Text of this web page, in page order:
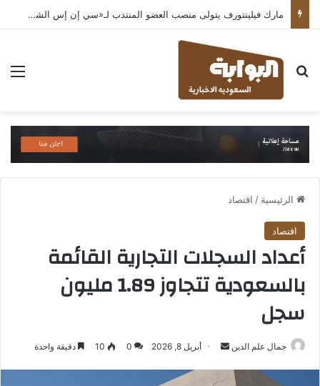
مارك فيلينتورف يتولى منصب العضو المنتدب لـ«سي إن إس الشرق الأوسط» ويشرف على شركات قطاع التكنولوجيا ضمن مجموعة غباش
بحث عن
الرئيسية / اقتصاد
اقتصاد
أعداد السجلات التجارية القائمة
بالسعودية تتجاوز 1.89 مليون
سجل
جمال علم الدين
أرسل
إلكترونيا
أبريل 8, 2026 0
10 دقيقة واحدة